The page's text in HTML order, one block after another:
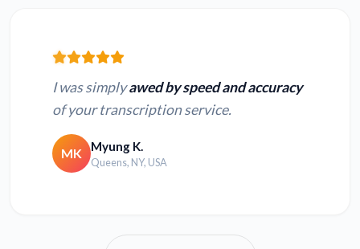
I was simplyawed by speed and accuracy
of your transcription service.
MK Myung K.
Queens, NY, USA